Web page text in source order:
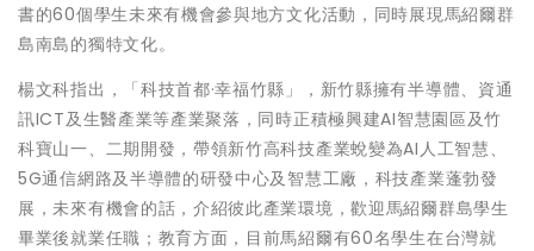
書的60個學生未來有機會參與地方文化活動，同時展現馬紹爾群
島南島的獨特文化。
楊文科指出，「科技首都·幸福竹縣」，新竹縣擁有半導體、資通
訊ICT及生醫產業等產業聚落，同時正積極興建AI智慧園區及竹
科寶山一、二期開發，帶領新竹高科技產業蛻變為AI人工智慧、
5G通信網路及半導體的研發中心及智慧工廠，科技產業蓬勃發
展，未來有機會的話，介紹彼此產業環境，歡迎馬紹爾群島學生
畢業後就業任職；教育方面，目前馬紹爾有60名學生在台灣就